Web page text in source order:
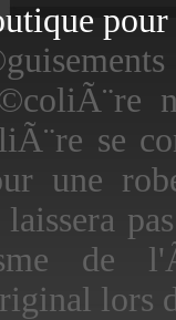
se
une
de
lors